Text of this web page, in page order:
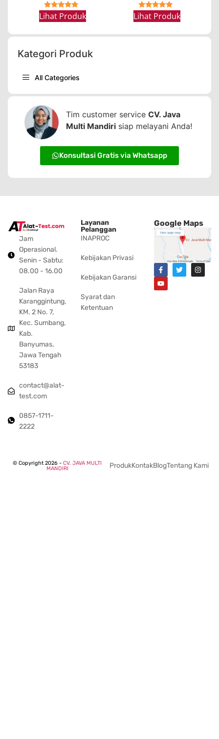
★★★★★
Lihat Produk ★★★★★
Lihat Produk
Kategori Produk
All Categories
Tim customer service CV. Java
Multi Mandiri siap melayani Anda!
Konsultasi Gratis via Whatsapp
Jam
Operasional.
Senin - Sabtu:
08.00 - 16.00
Jalan Raya
Karanggintung,
KM. 2 No. 7,
Kec. Sumbang,
Kab.
Banyumas,
Jawa Tengah
53183
contact@alat-
test.com
0857-1711-
2222
Layanan
Pelanggan
INAPROC
Kebijakan Privasi
Kebijakan Garansi
Syarat dan
Ketentuan
Google Maps
© Copyright 2026 - CV. JAVA MULTI
MANDIRI
ProdukKontakBlogTentang Kami